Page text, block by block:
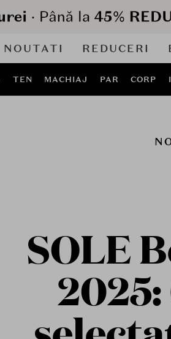
NOUTATI REDUCERI
TEN MACHIAJ PAR CORP
SOLE